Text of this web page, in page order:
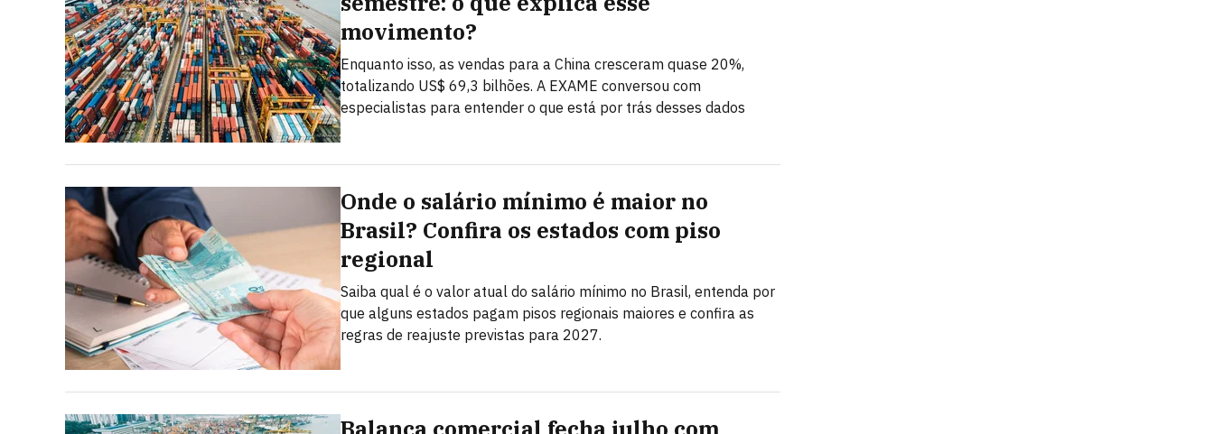
movimento?
Enquanto isso, as vendas para a China cresceram quase 20%,
totalizando US$ 69,3 bilhões. A EXAME conversou com
especialistas para entender o que está por trás desses dados
Onde o salário mínimo é maior no
Brasil? Confira os estados com piso
regional
Saiba qual é o valor atual do salário mínimo no Brasil, entenda por
que alguns estados pagam pisos regionais maiores e confira as
regras de reajuste previstas para 2027.